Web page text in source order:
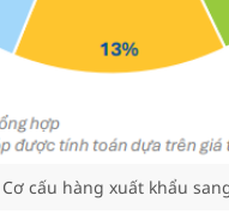
Cơ cấu hàng xuất khẩu